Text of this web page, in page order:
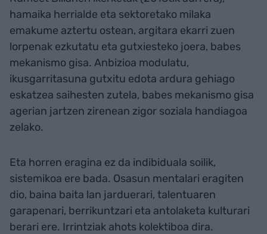
hamaika herrialde eta sektoretako milaka
emakume aztertu ostean, argitara ekarri zuen
lorpenak ezkutatu eta gutxiesteko joera, babes
mekanismo gisa. Anbizioa modulatu,
ikusgarritasuna gutxitu edota ardura gehiago
eskatzea saihesten zutela, babes mekanismo gisa
agerian jartzen zirenean zigor soziala handiagoa
zelako.
Eta horren eragina ez da indibiduala soilik,
sistemikoa ere bada. Osasun mentalari eragiten
dio, baina baita lan jarduerari, talentuaren
garapenari, berrikuntzari eta antolaketa kulturari
berari ere. Irrintziak ahots kolektiboa dira.